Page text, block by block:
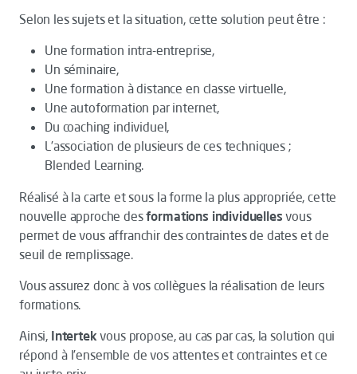
Selon les sujets et la situation, cette solution peut être :
Une formation intra-entreprise,
Un séminaire,
Une formation à distance en classe virtuelle,
Une autoformation par internet,
Du coaching individuel,
L’association de plusieurs de ces techniques ;
Blended Learning.
Réalisé à la carte et sous la forme la plus appropriée, cette
nouvelle approche desformations individuelles vous
permet de vous affranchir des contraintes de dates et de
seuil de remplissage.
Vous assurez donc à vos collègues la réalisation de leurs
formations.
Ainsi, Intertekvous propose, au cas par cas, la solution qui
répond à l’ensemble de vos attentes et contraintes et ce